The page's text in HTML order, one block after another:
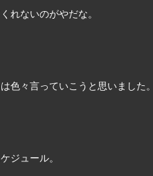
れないのがやだな。
色々言っていこうと思いました
ジュール。